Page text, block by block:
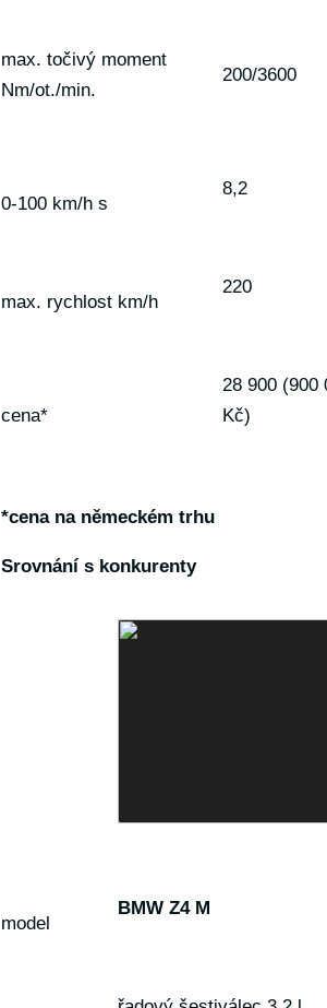
max. točivý moment
Nm/ot./min.
200/3600
0-100 km/h s
8,2
max. rychlost km/h
220
cena*
28 900 (900
Kč)
*cena na německém trhu
Srovnání s konkurenty
model
BMW Z4 M